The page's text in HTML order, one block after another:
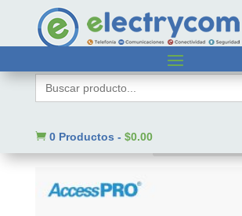
Buscar:
 0 Productos - $0.00
/ Código SAT del producto /
43221526